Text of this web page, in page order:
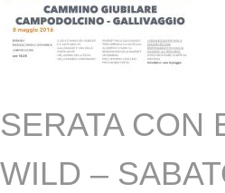
SERATA CON
WILD –